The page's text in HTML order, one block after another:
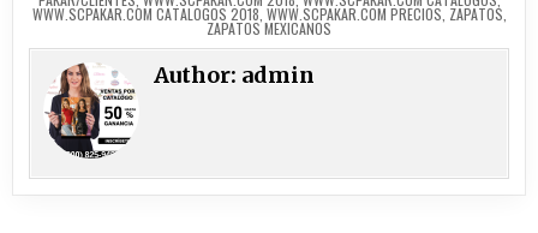
WWW.SCPAKAR.COM CATALOGOS 2018, WWW.SCPAKAR.COM PRECIOS, ZAPATOS,
ZAPATOS MEXICANOS
Author: admin